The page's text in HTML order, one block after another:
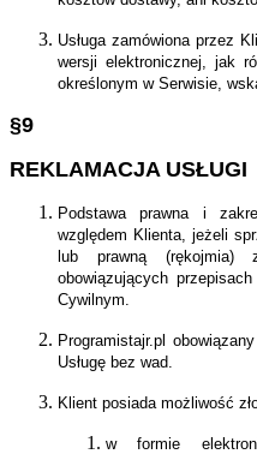
Usługa zamówiona przez
wersji elektronicznej, jak
określonym w Serwisie,
§9
REKLAMACJA USŁUGI
Podstawa prawna i
względem Klienta, jeżeli
lub prawną (rękojmia)
obowiązujących
Cywilnym.
Programistajr.pl
Usługę bez wad.
Klient posiada możliwość
w formie